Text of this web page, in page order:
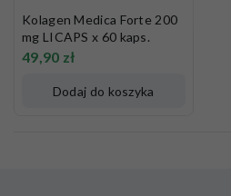
Kolagen Medica Forte 200
mg LICAPS x 60 kaps.
49,90 zł
Dodaj do koszyka